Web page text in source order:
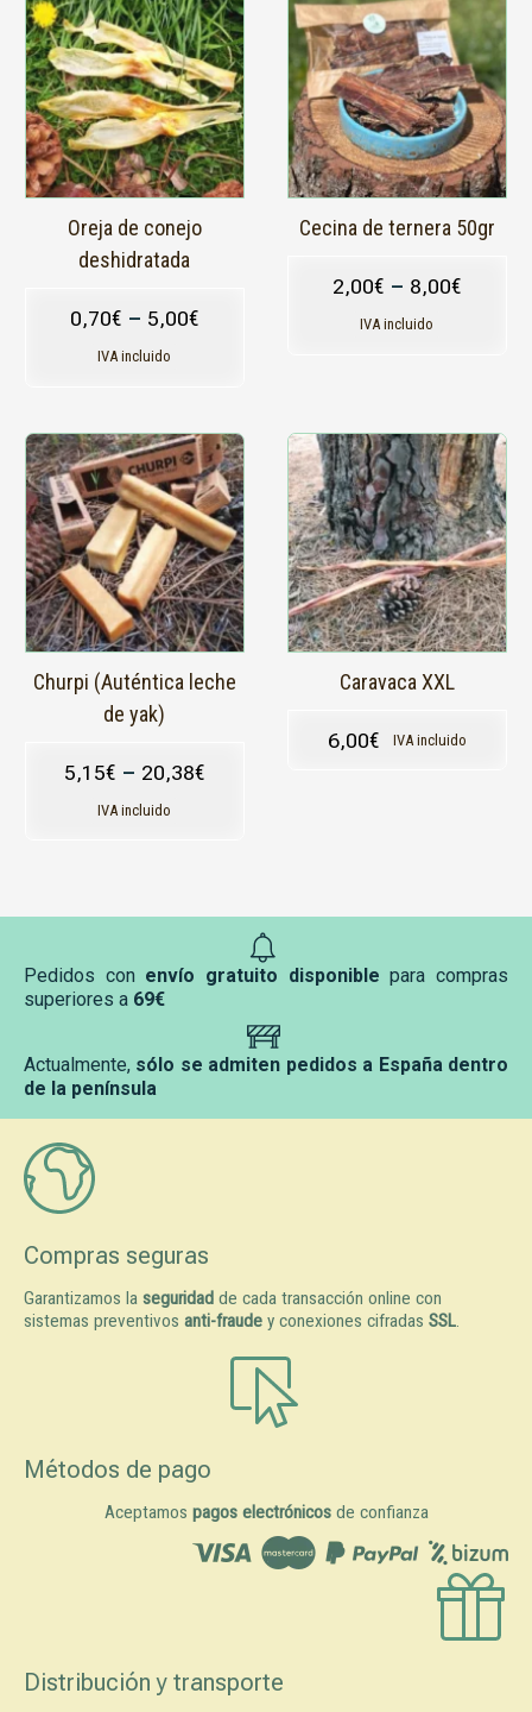
Oreja de conejo
deshidratada
0,70€ – 5,00€
IVA incluido
producto
tiene
múltiples
variantes.
Las
opciones
se
pueden
elegir
producto
Cecina de ternera 50gr
2,00€ – 8,00€
IVA incluido
producto
tiene
múltiples
variantes.
Las
opciones
se
pueden
elegir
en
página
Churpi (Auténtica leche
de yak)
5,15€ – 20,38€
IVA incluido
Este
producto
tiene
múltiples
variantes.
Las
opciones
se
pueden
elegir
en
producto
Caravaca XXL
6,00€ IVA incluido
Pedidos con envío gratuito disponible para compras
superiores a 69€
Actualmente, sólo se admiten pedidos a España dentro
de la península
Compras seguras
Garantizamos la seguridad de cada transacción online con
sistemas preventivos anti-fraude y conexiones cifradas SSL.
Métodos de pago
Aceptamos pagos electrónicosde confianza
Distribución y transporte